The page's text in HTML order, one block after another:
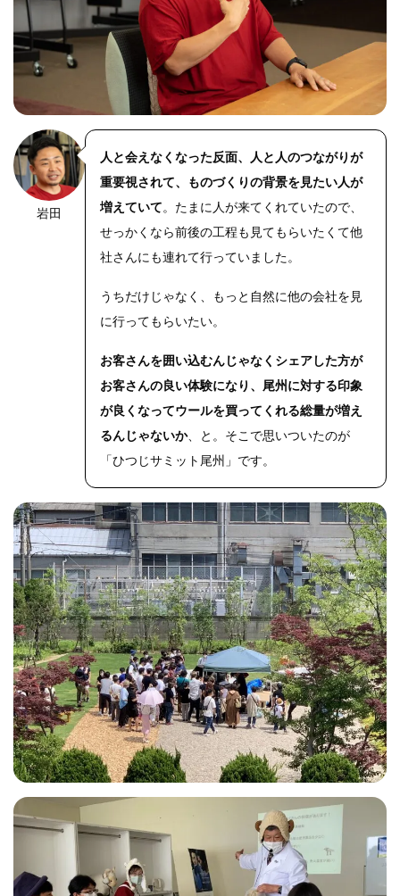
https://riseph
岩田
人と会えなくなった反面、人と人のつながりが
重要視されて、ものづくりの背景を見たい人が
増えていて。たまに人が来てくれていたので、
せっかくなら前後の工程も見てもらいたくて他
社さんにも連れて行っていました。
うちだけじゃなく、もっと自然に他の会社を見
に行ってもらいたい。
お客さんを囲い込むんじゃなくシェアした方が
お客さんの良い体験になり、尾州に対する印象
が良くなってウールを買ってくれる総量が増え
るんじゃないか、と。そこで思いついたのが
「ひつじサミット尾州」です。